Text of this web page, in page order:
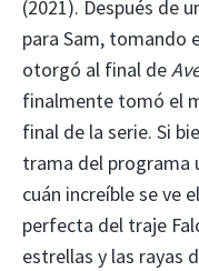
(2021). Después de
para Sam, tomando
otorgó al final de
finalmente tomó el
final de la serie. Si
trama del programa
cuán increíble se ve
perfecta del traje
estrellas y las rayas